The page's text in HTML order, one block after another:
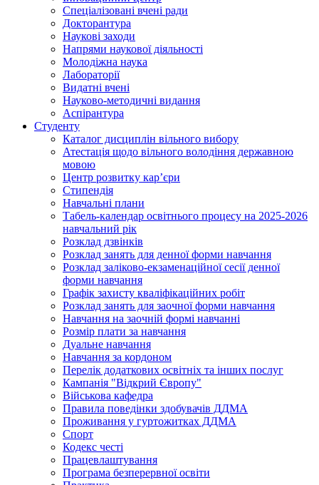
Спеціалізовані вчені ради
Докторантура
Наукові заходи
Напрями наукової діяльності
Молодіжна наука
Лабораторії
Видатні вчені
Науково-методичні видання
Аспірантура
Студенту
Каталог дисциплін вільного вибору
Атестація щодо вільного володіння державною
мовою
Центр розвитку кар’єри
Стипендія
Навчальні плани
Табель-календар освітнього процесу на 2025-2026
навчальний рік
Розклад дзвінків
Розклад занять для денної форми навчання
Розклад заліково-екзаменаційної сесії денної
форми навчання
Графік захисту кваліфікаційних робіт
Розклад занять для заочної форми навчання
Навчання на заочній формі навчанні
Розмір плати за навчання
Дуальне навчання
Навчання за кордоном
Перелік додаткових освітніх та інших послуг
Кампанія "Відкрий Європу"
Військова кафедра
Правила поведінки здобувачів ДДМА
Проживання у гуртожитках ДДМА
Спорт
Кодекс честі
Працевлаштування
Програма безперервної освіти